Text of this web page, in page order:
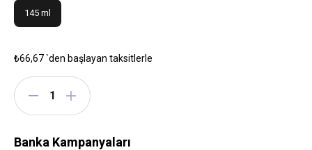
145 ml
₺66,67`den başlayan taksitlerle
Banka Kampanyaları